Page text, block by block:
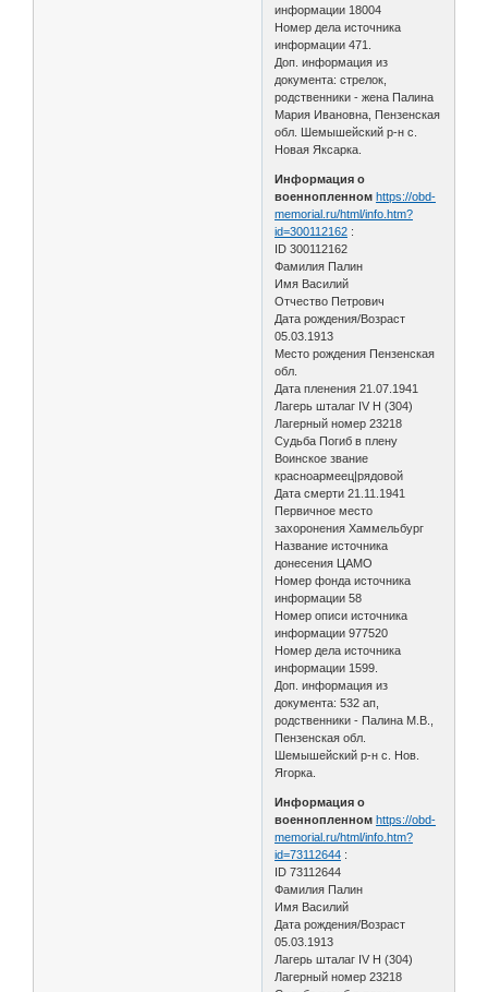
информации 18004
Номер дела источника
информации 471.
Доп. информация из
документа: стрелок,
родственники - жена Палина
Мария Ивановна, Пензенская
обл. Шемышейский р-н с.
Новая Яксарка.
Информация о
военнопленном https://obd-
memorial.ru/html/info.htm?
id=300112162 :
ID 300112162
Фамилия Палин
Имя Василий
Отчество Петрович
Дата рождения/Возраст
05.03.1913
Место рождения Пензенская
обл.
Дата пленения 21.07.1941
Лагерь шталаг IV H (304)
Лагерный номер 23218
Судьба Погиб в плену
Воинское звание
красноармеец|рядовой
Дата смерти 21.11.1941
Первичное место
захоронения Хаммельбург
Название источника
донесения ЦАМО
Номер фонда источника
информации 58
Номер описи источника
информации 977520
Номер дела источника
информации 1599.
Доп. информация из
документа: 532 ап,
родственники - Палина М.В.,
Пензенская обл.
Шемышейский р-н с. Нов.
Ягорка.
Информация о
военнопленном https://obd-
memorial.ru/html/info.htm?
id=73112644 :
ID 73112644
Фамилия Палин
Имя Василий
Дата рождения/Возраст
05.03.1913
Лагерь шталаг IV H (304)
Лагерный номер 23218